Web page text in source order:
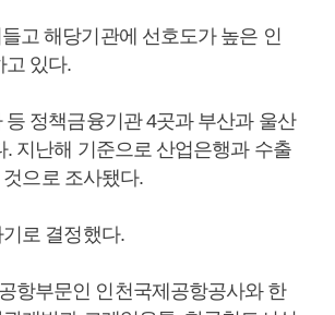
고 해당기관에 선호도가 높은 인
고 있다.
정책금융기관 4곳과 부산과 울산
지난해 기준으로 산업은행과 수출
으로 조사됐다.
로 결정했다.
항부문인 인천국제공항공사와 한